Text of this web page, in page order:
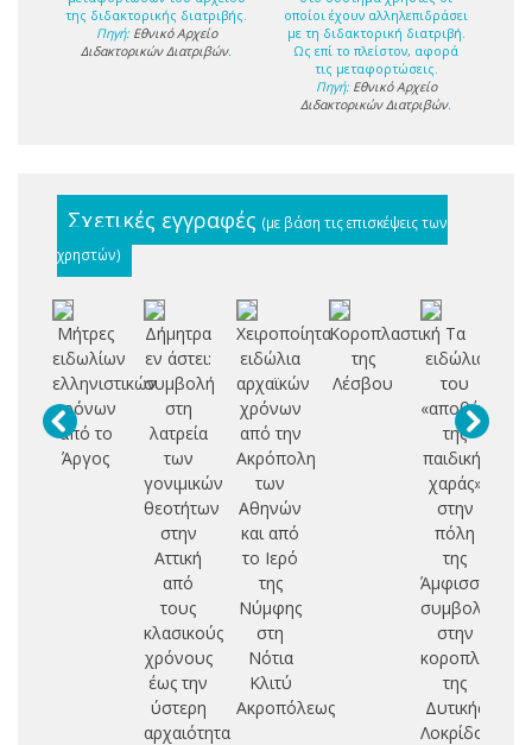
της διδακτορικής διατριβής.
Πηγή: Εθνικό Αρχείο
Διδακτορικών Διατριβών.
οποίοι έχουν αλληλεπιδράσει
με τη διδακτορική διατριβή.
Ως επί το πλείστον, αφορά
τις μεταφορτώσεις.
Πηγή: Εθνικό Αρχείο
Διδακτορικών Διατριβών.
Σχετικές εγγραφές (με βάση τις επισκέψεις των
χρηστών)
Μήτρες
ειδωλίων
ελληνιστικών
χρόνων
από το
Άργος
Δήμητρα
εν άστει:
συμβολή
στη
λατρεία
των
γονιμικών
θεοτήτων
στην
Αττική
από
τους
κλασικούς
χρόνους
έως την
ύστερη
αρχαιότητα
Χειροποίητα
ειδώλια
αρχαϊκών
χρόνων
από την
Ακρόπολη
των
Αθηνών
και από
το Ιερό
της
Νύμφης
στη
Νότια
Κλιτύ
Ακροπόλεως
Κοροπλαστική
της
Λέσβου
Τα
ειδώλια
του
«αποθέτη
της
παιδικής
χαράς»
στην
πόλη
της
Άμφισσας:
συμβολή
στην
κοροπλαστική
της
Δυτικής
Λοκρίδος